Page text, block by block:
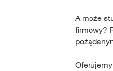
A może
firmowy?